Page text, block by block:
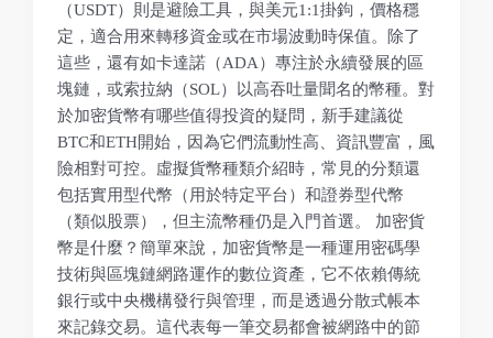
（USDT）則是避險工具，與美元1:1掛鉤，價格穩
定，適合用來轉移資金或在市場波動時保值。除了
這些，還有如卡達諾（ADA）專注於永續發展的區
塊鏈，或索拉納（SOL）以高吞吐量聞名的幣種。對
於加密貨幣有哪些值得投資的疑問，新手建議從
BTC和ETH開始，因為它們流動性高、資訊豐富，風
險相對可控。虛擬貨幣種類介紹時，常見的分類還
包括實用型代幣（用於特定平台）和證券型代幣
（類似股票），但主流幣種仍是入門首選。 加密貨
幣是什麼？簡單來說，加密貨幣是一種運用密碼學
技術與區塊鏈網路運作的數位資產，它不依賴傳統
銀行或中央機構發行與管理，而是透過分散式帳本
來記錄交易。這代表每一筆交易都會被網路中的節